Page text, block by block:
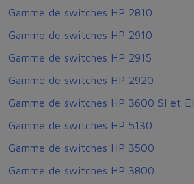
Gamme de switches HP 2810
Gamme de switches HP 2910
Gamme de switches HP 2915
Gamme de switches HP 2920
Gamme de switches HP 3600 SI et EI
Gamme de switches HP 5130
Gamme de switches HP 3500
Gamme de switches HP 3800